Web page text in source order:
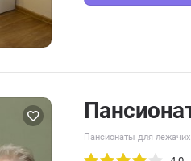
Пансионаты для